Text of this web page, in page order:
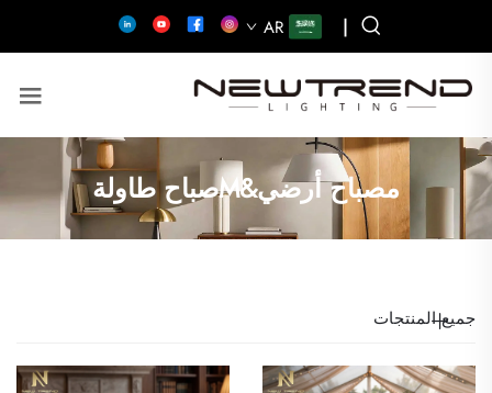
|
AR
مصباح أرضي&Mصباح طاولة
جميع المنتجات